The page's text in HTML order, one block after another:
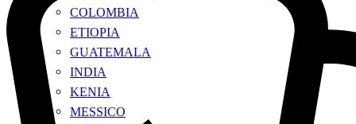
COLOMBIA
ETIOPIA
GUATEMALA
INDIA
KENIA
MESSICO